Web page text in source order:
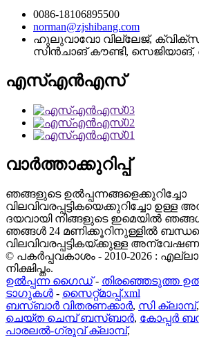
0086-18106895500
norman@zjshibang.com
ഹുലുവാവോ വില്ലേജ്,
സിൻചാങ് കൗണ്ടി,
എസ്എൻഎസ്
വാർത്താക്കുറിപ്പ്
ഞങ്ങളുടെ ഉൽപ്പന്നങ്ങളെക്കുറിച്ചോ
വിലവിവരപ്പട്ടികയെക്കുറിച്ചോ
ദയവായി നിങ്ങളുടെ ഇമെയിൽ
ഞങ്ങൾ 24 മണിക്കൂറിനുള്ളിൽ
വിലവിവരപ്പട്ടികയ്ക്കുള്ള
© പകർപ്പവകാശം - 2010-2026 :
നിക്ഷിപ്തം.
ഉൽപ്പന്ന ഗൈഡ്- തിരഞ്ഞെടുത്ത
ടാഗുകൾ - സൈറ്റ്മാപ്പ്.xml
ബസ്ബാർ വിതരണക്കാർ, സി ക്ലാമ്പ്,
ചെയ്ത ചെമ്പ് ബസ്ബാർ, കോപ്പർ
പാരലൽ-ഗ്രൂവ് ക്ലാമ്പ്,